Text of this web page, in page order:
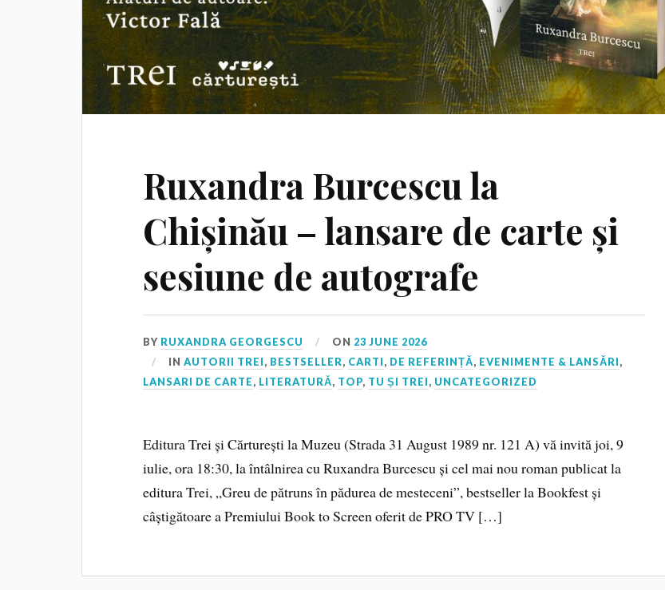
Ruxandra Burcescu la
Chișinău – lansare de carte și
sesiune de autografe
BY RUXANDRA GEORGESCU ON 23 JUNE 2026
INAUTORII TREI, BESTSELLER, CARTI, DE REFERINȚĂ, EVENIMENTE & LANSĂRI,
LANSARI DE CARTE, LITERATURĂ, TOP, TU ȘI TREI, UNCATEGORIZED
Editura Trei și Cărturești la Muzeu (Strada 31 August 1989 nr. 121 A) vă invită joi, 9
iulie, ora 18:30, la întâlnirea cu Ruxandra Burcescu și cel mai nou roman publicat la
editura Trei, „Greu de pătruns în pădurea de mesteceni”, bestseller la Bookfest și
câștigătoare a Premiului Book to Screen oferit de PRO TV […]